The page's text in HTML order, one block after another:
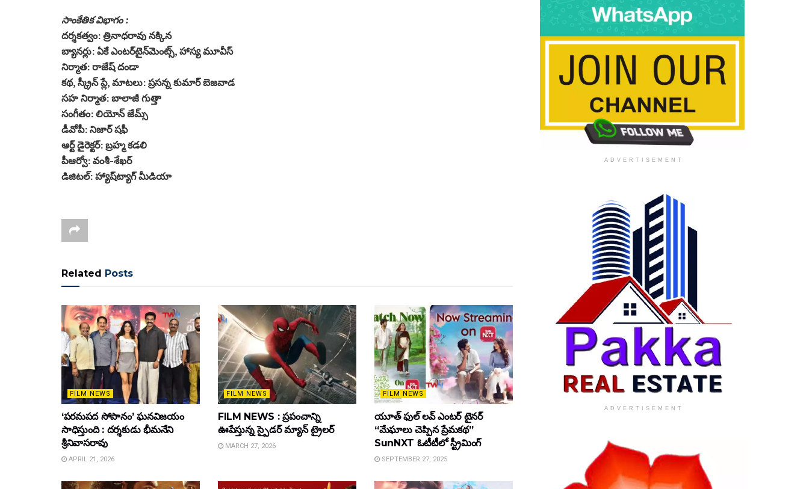
సాంకేతిక విభాగం :
దర్శకత్వం: త్రినాధరావు నక్కిన
బ్యానర్లు: ఏకే ఎంటర్‌టైన్‌మెంట్స్, హాస్య మూవీస్
నిర్మాత: రాజేష్ దండా
కథ, స్క్రీన్ ప్లే, మాటలు: ప్రసన్న కుమార్ బెజవాడ
సహ నిర్మాత: బాలాజీ గుత్తా
సంగీతం: లియోన్ జేమ్స్
డీవోపీ: నిజార్ షఫీ
ఆర్ట్ డైరెక్టర్: బ్రహ్మ కడలి
పీఆర్వో: వంశీ-శేఖర్
డిజిటల్: హ్యాష్‌ట్యాగ్ మీడియా
Related Posts
FILM NEWS
‘పరమపద సోపానం’ ఘనవిజయం
సాధిస్తుంది : దర్శకుడు భీమనేని
శ్రీనివాసరావు
APRIL 21, 2026
FILM NEWS
FILM NEWS : ప్రపంచాన్ని
ఊపేస్తున్న స్పైడర్ మ్యాన్ ట్రైలర్
MARCH 27, 2026
FILM NEWS
యూత్ ఫుల్ లవ్ ఎంటర్ టైనర్
“మేఘాలు చెప్పిన ప్రేమకథ”
SunNXT ఓటీటీలో స్ట్రీమింగ్
SEPTEMBER 27, 2025
ADVERTISEMENT
ADVERTISEMENT